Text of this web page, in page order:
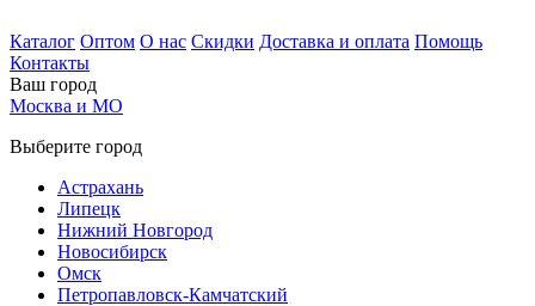
Каталог Оптом О нас Скидки Доставка и оплата Помощь
Контакты
Ваш город
Москва и МО
Выберите город
Астрахань
Липецк
Нижний Новгород
Новосибирск
Омск
Петропавловск-Камчатский